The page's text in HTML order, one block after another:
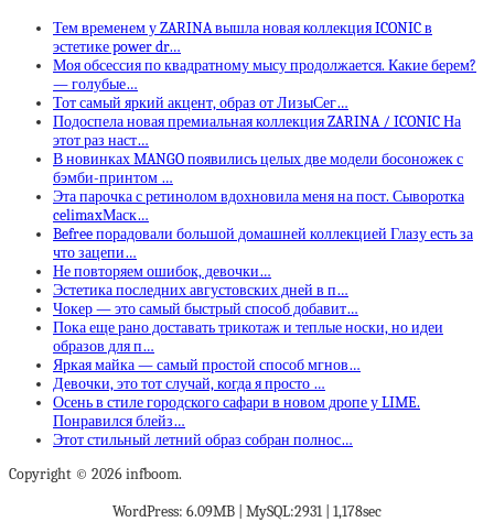
Тем временем у ZARINA вышла новая коллекция ICONIC в
эстетике power dr…
Моя обсессия по квадратному мысу продолжается. Какие берем?
— голубые…
Тот самый яркий акцент, образ от ЛизыСег…
Подоспела новая премиальная коллекция ZARINA / ICONIC На
этот раз наст…
В новинках MANGO появились целых две модели босоножек с
бэмби-принтом …
Эта парочка с ретинолом вдохновила меня на пост. Сыворотка
celimaxМаск…
Befree порадовали большой домашней коллекцией Глазу есть за
что зацепи…
Не повторяем ошибок, девочки…
Эстетика последних августовских дней в п…
Чокер — это самый быстрый способ добавит…
Пока еще рано доставать трикотаж и теплые носки, но идеи
образов для п…
Яркая майка — самый простой способ мгнов…
Девочки, это тот случай, когда я просто …
Осень в стиле городского сафари в новом дропе у LIME.
Понравился блейз…
Этот стильный летний образ собран полнос…
Copyright © 2026 infboom.
WordPress: 6.09MB | MySQL:2931 | 1,178sec